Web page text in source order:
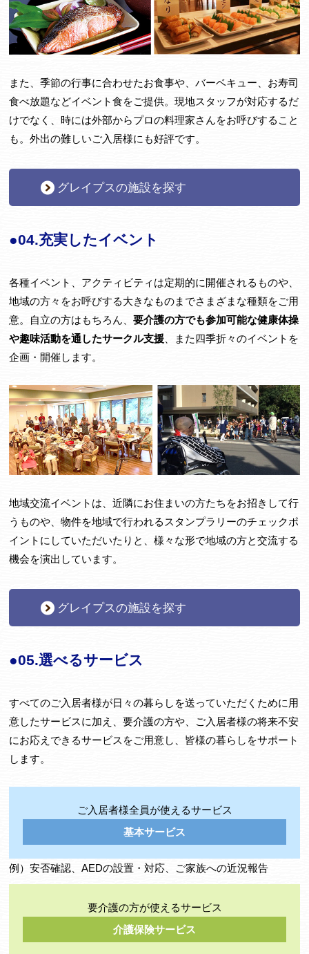
また、季節の行事に合わせたお食事や、バーベキュー、お寿司
食べ放題などイベント食をご提供。現地スタッフが対応するだ
けでなく、時には外部からプロの料理家さんをお呼びすること
も。外出の難しいご入居様にも好評です。
グレイプスの施設を探す
●04.充実したイベント
各種イベント、アクティビティは定期的に開催されるものや、
地域の方々をお呼びする大きなものまでさまざまな種類をご用
意。自立の方はもちろん、要介護の方でも参加可能な健康体操
や趣味活動を通したサークル支援 、また四季折々のイベントを
企画・開催します。
地域交流イベントは、近隣にお住まいの方たちをお招きして行
うものや、物件を地域で行われるスタンプラリーのチェックポ
イントにしていただいたりと、様々な形で地域の方と交流する
機会を演出しています。
グレイプスの施設を探す
●05.選べるサービス
すべてのご入居者様が日々の暮らしを送っていただくために用
意したサービスに加え、要介護の方や、ご入居者様の将来不安
にお応えできるサービスをご用意し、皆様の暮らしをサポート
します。
ご入居者様全員が使えるサービス
基本サービス
例）安否確認、AEDの設置・対応、ご家族への近況報告
要介護の方が使えるサービス
介護保険サービス